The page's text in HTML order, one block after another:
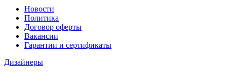
Новости
Политика
Договор оферты
Вакансии
Гарантии и сертификаты
Дизайнеры